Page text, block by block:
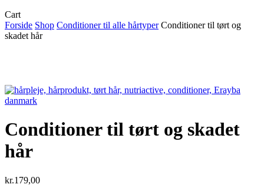
CartClose
Cart
Forside Shop Conditioner til alle hårtyper Conditioner til tørt og
skadet hår
Conditioner til tørt og skadet
hår
kr.179,00